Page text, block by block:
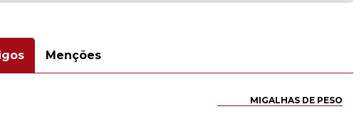
Menções
MIGALHAS DE PESO